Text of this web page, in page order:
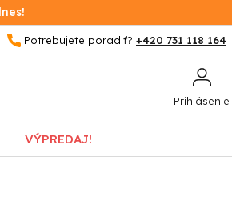
+420 731 118 164
Prihlásenie
VÝPREDAJ!